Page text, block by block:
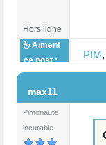
Hors ligne
Aiment
ce post :
PIM,
max11
Pimonaute
incurable